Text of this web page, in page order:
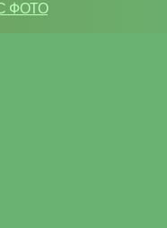
ФОТО